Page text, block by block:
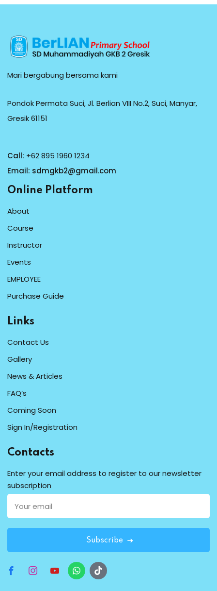
Mari bergabung bersama kami
Pondok Permata Suci, Jl. Berlian VIII No.2, Suci, Manyar,
Gresik 61151
Call: +62 895 1960 1234
Email: sdmgkb2@gmail.com
Online Platform
About
Course
Instructor
Events
EMPLOYEE
Purchase Guide
Links
Contact Us
Gallery
News & Articles
FAQ’s
Coming Soon
Sign In/Registration
Contacts
Enter your email address to register to our newsletter
subscription
Subscribe